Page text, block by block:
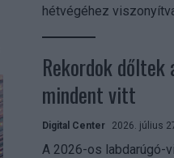
hétvégéhez
Rekordok
mindent vitt
Digital Center 2026. július
A 2026-os labdarúgó-